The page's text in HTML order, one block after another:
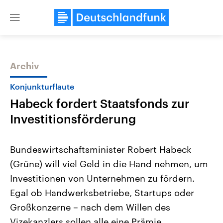
Close
Themen
Landtagswahl Sachsen-Anhalt
2026
Alle Informationen
Sachsen-Anhalt wählt am 6.
September 2026 einen neuen
Landtag. Seit 2021 wird das
Bundesland von einer Koalition aus
Aktuelle Beiträge,
Hintergründe
Wirtschaftlich und
gehören die Vereinigten
den mächtigsten Ländern
mit großem Einfluss auf
Archiv
Konjunkturflaute
Habeck fordert Staatsfonds zur
Investitionsförderung
Bundeswirtschaftsminister Robert Habeck
(Grüne) will viel Geld in die Hand nehmen, um
Investitionen von Unternehmen zu fördern.
Egal ob Handwerksbetriebe, Startups oder
Großkonzerne – nach dem Willen des